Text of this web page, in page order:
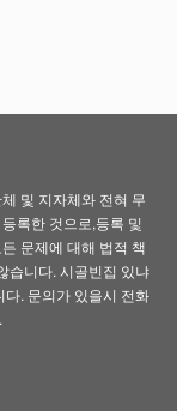
및 지자체와 전혀 무
록한 것으로,등록 및
문제에 대해 법적 책
습니다. 시골빈집 있냐
. 문의가 있을시 전화